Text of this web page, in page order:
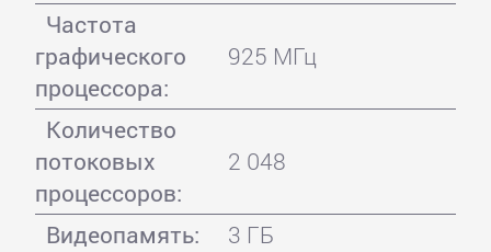
Частота
графического
процессора:
925 МГц
Количество
потоковых
процессоров:
2 048
Видеопамять:
3 ГБ